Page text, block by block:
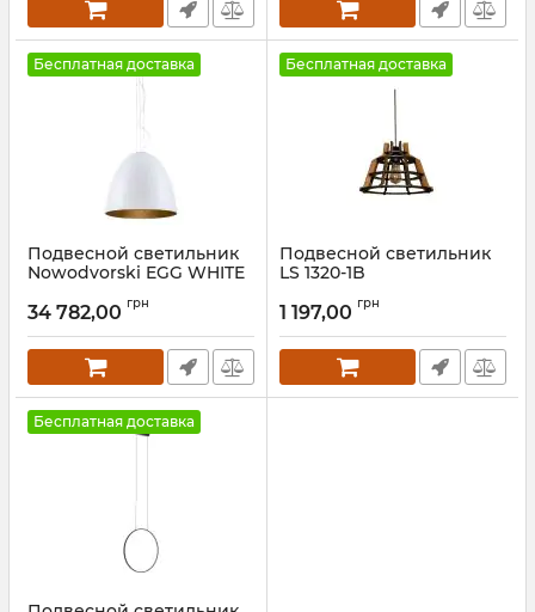
Бесплатная доставка
Подвесной светильник
Nowodvorski EGG WHITE
Артикул:9025
34 782,00 грн
Бесплатная доставка
Подвесной светильник
LS 1320-1B
1 197,00 грн
Бесплатная доставка